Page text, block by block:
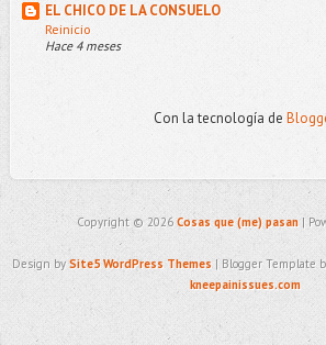
EL CHICO DE LA CONSUELO
Reinicio
Hace 4 meses
Con la tecnología de
Copyright © 2026 Cosas que (me) pasan |
Design bySite5 WordPress Themes | Blogger Template
kneepainissues.com